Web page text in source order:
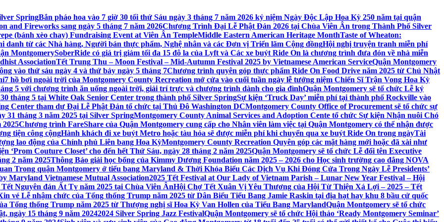
SpringBắn pháo hoa vào 7 giờ 30 tối thứ Sáu ngày 3 tháng 7 năm 2026 kỷ niệm Ngày Độc Lập Hoa Kỳ 250 năm tại quận
and Fireworks sang ngày 5 tháng 7 năm 2026Chương Trình Đại Lễ Phật Đản 2026 tại Chùa Viên Ân trong Thành Phố Silver
(bánh xèo chay) Fundraising Event at Viên Ân TempleMiddle Eastern American Heritage MonthTaste of Wheaton:
từ các Nhà hàng, Người bán thực phẩm, Nghệ nhân và các Đơn vị Triển lãm Cộng đồngHội nghị truyện tranh miễn phí
MontgomerySoberRide có giá trị giảm tối đa 15 đô la của Lyft và Các xe buýt Ride On là chương trình đưa đón về nhà miễn
AssociationTết Trung Thu – Moon Festival – Mid-Autumn Festival 2025 by Vietnamese American ServiceQuận Montgomery
vào thứ sáu ngày 4 và thứ bảy ngày 5 tháng 7Chương trình quyên góp thực phẩm Ride On Food Drive năm 2025 từ Chủ Nhật
7 hồ bơi ngoài trời của Montgomery County Recreation mở cửa vào cuối tuần ngày lễ tưởng niệm Chiến Sĩ Trận Vong Hoa Kỳ
5 với chương trình ăn uống ngoài trời, giải trí trực và chương trình dành cho gia đìnhQuận Montgomery sẽ tổ chức Lễ kỷ
tháng 5 tại White Oak Senior Center trong thành phố Silver SpringSự kiện ‘Truck Day’ miễn phí tại thành phố Rockville vào
Center tham dự Đại Lễ Phật Đản tổ chức tại Thủ Đô Washington DCMontgomery County Office of Procurement sẽ tổ chức sự
31 tháng 3 năm 2025 tại Silver SpringMontgomery County Animal Services and Adoption Cente tổ chức Sự kiện Nhận nuôi Chó
2025Chương trình FareShare của Quận Montgomery cung cấp cho Nhân viên làm việc tại Quận Montgomery có thể nhận được
tiện công cộngHành khách đi xe buýt Metro hoặc tàu hỏa sẽ được miễn phí khi chuyển qua xe buýt Ride On trong ngàyTài
lao động của Chính phủ Liên bang Hoa KỳMontgomery County Recreation Quyên góp các mặt hàng mới hoặc đã xài như
‘Prom Couture Closet’ cho đến hết Thứ Sáu, ngày 28 tháng 2 năm 2025Quận Montgomery sẽ tổ chức Lễ đổi tên Executive
2 năm 2025Thông Báo giải học bổng của Kimmy Dương Foundation năm 2025 – 2026 cho Học sinh trường cao đẳng NOVA
Trong quận Montgomery ở tiểu bang Maryland & Thời Khóa Biểu Các Dịch Vụ Khi Đóng Cửa Trong Ngày Lễ Presidents’
Maryland Vietnamese Mutual Association2025 Tết Festival at Our Lady of Vietnam Parish – Lunar New Year Festival – Hội
Nguyên đán Ất Tỵ năm 2025 tại Chùa Viên ÂnHội Chợ Tết Xuân Vị Yêu Thương của Hội Từ Thiện Xá Lợi – 2025 – Tết
vé Lễ nhậm chức của Tổng thống Trump năm 2025 từ Dân Biểu Tiểu Bang Jamie Raskin tại địa hạt hay khu 8 bầu cử quốc
Tổng thống Trump năm 2025 từ Thượng nghị sĩ Hoa Kỳ Van Hollen của Tiểu Bang MarylandQuận Montgomery sẽ tổ chức
ngày 15 tháng 9 năm 20242024 Silver Spring Jazz FestivalQuận Montgomery sẽ tổ chức Hội thảo ‘Ready Montgomery Seminar’